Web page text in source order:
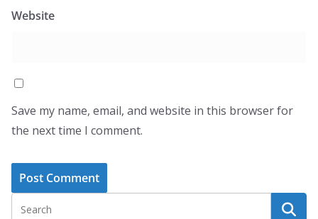
Website
Save my name, email, and website in this browser for
the next time I comment.